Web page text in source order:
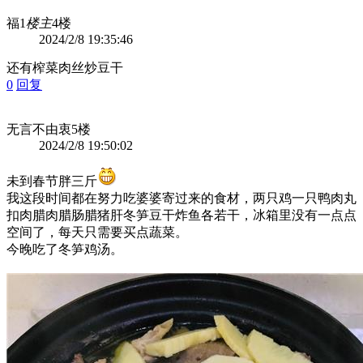
福1楼主4楼
2024/2/8 19:35:46
还有榨菜肉丝炒豆干
0 回复
无言不由衷5楼
2024/2/8 19:50:02
未到春节胖三斤
我这段时间都在努力吃婆婆寄过来的食材，两只鸡一只鸭肉丸
扣肉腊肉腊肠腊猪肝冬笋豆干炸鱼各若干，冰箱里没有一点点
空间了，每天只需要买点蔬菜。
今晚吃了冬笋鸡汤。